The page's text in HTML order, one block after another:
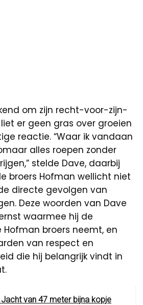
om zijn recht-voor-zijn-
er geen gras over groeien
reactie. “Waar ik vandaan
alles roepen zonder
stelde Dave, daarbij
broers Hofman wellicht niet
directe gevolgen van
Deze woorden van Dave
waarmee hij de
broers neemt, en
van respect en
die hij belangrijk vindt in
Jacht van 47 meter bijna kopje